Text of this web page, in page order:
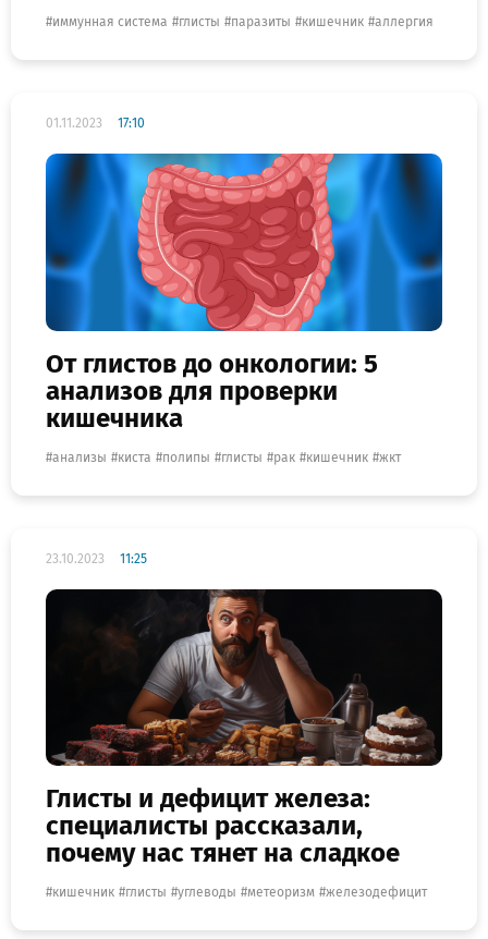
иммунная система глисты паразиты кишечник аллергия
01.11.2023 17:10
От глистов до онкологии: 5
анализов для проверки
кишечника
анализы киста полипы глисты рак кишечник жкт
23.10.2023 11:25
Глисты и дефицит железа:
специалисты рассказали,
почему нас тянет на сладкое
кишечник глисты углеводы метеоризм железодефицит